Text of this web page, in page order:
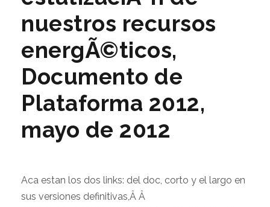
nuestros recursos
energÃ©ticos,
Documento de
Plataforma 2012,
mayo de 2012
Aca estan los dos links: del doc, corto y el largo en
sus versiones definitivas,Â Â